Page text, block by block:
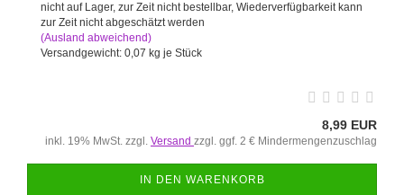
nicht auf Lager, zur Zeit nicht bestellbar, Wiederverfügbarkeit kann
zur Zeit nicht abgeschätzt werden
(Ausland abweichend)
Versandgewicht: 0,07 kg je Stück
8,99 EUR
inkl. 19% MwSt. zzgl. Versand zzgl. ggf. 2 € Mindermengenzuschlag
IN DEN WARENKORB